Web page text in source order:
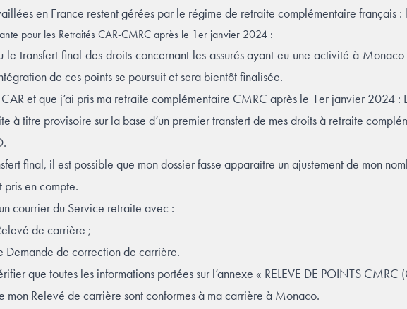
en France restent gérées par le régime de retraite complémentaire français :
pour les Retraités CAR-CMRC après le 1er janvier 2024 :
le transfert final des droits concernant les assurés ayant eu une activité à
de ces points se poursuit et sera bientôt finalisée.
et que j’ai pris ma retraite complémentaire CMRC après le 1er janvier 2024 :
à titre provisoire sur la base d’un premier transfert de mes droits à retraite
final, il est possible que mon dossier fasse apparaître un ajustement de mon
en compte.
courrier du Service retraite avec :
de carrière ;
Demande de correction de carrière.
que toutes les informations portées sur l’annexe « RELEVE DE POINTS
mon Relevé de carrière sont conformes à ma carrière à Monaco.